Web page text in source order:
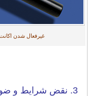
غیرفعال شدن
3. نقض شرایط و ضوابط فیس بوک